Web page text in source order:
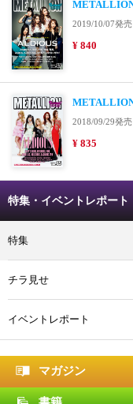
2019/10/07発売
¥ 840
2018/09/29発売
¥ 835
特集・イベントレポート
特集
チラ見せ
イベントレポート
マガジン